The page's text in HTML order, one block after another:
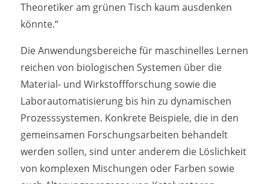
Theoretiker am grünen Tisch kaum ausdenken
könnte.“
Die Anwendungsbereiche für maschinelles Lernen
reichen von biologischen Systemen über die
Material- und Wirkstoffforschung sowie die
Laborautomatisierung bis hin zu dynamischen
Prozesssystemen. Konkrete Beispiele, die in den
gemeinsamen Forschungsarbeiten behandelt
werden sollen, sind unter anderem die Löslichkeit
von komplexen Mischungen oder Farben sowie